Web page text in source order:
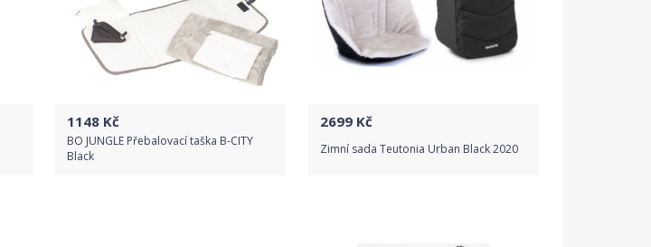
1148 Kč
BO JUNGLE Přebalovací taška B-CITY
Black
2699 Kč
Zimní sada Teutonia Urban Black 2020